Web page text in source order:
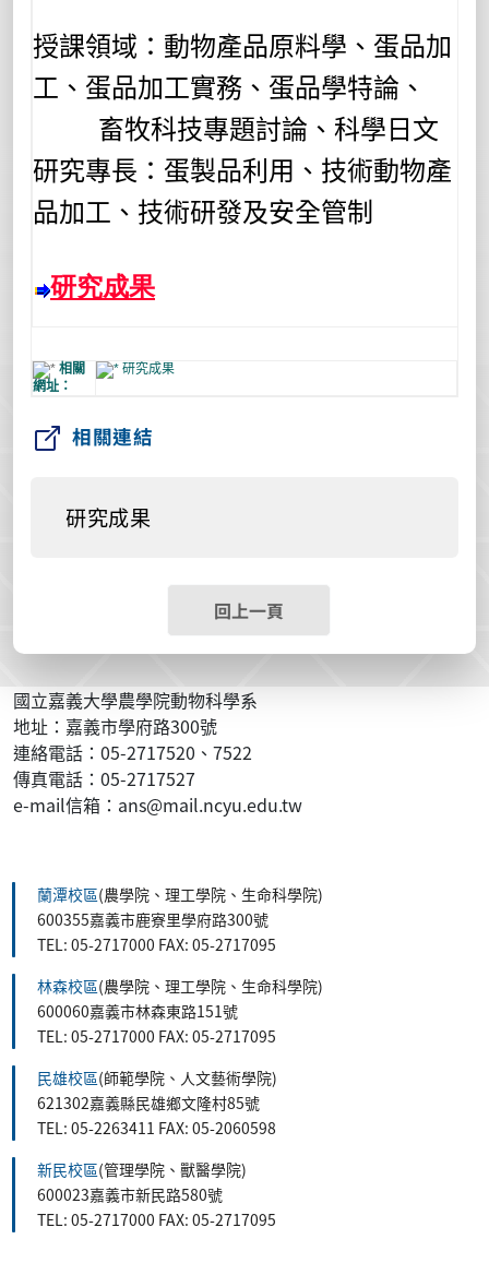
授課領域：動物產品原料學、蛋品加
工、蛋品加工實務、蛋品學特論、
畜牧科技專題討論、科學日文
研究專長：蛋製品利用、技術動物產
品加工、技術研發及安全管制
研究成果
相關
網址：
研究成果
相關連結
研究成果
回上一頁
國立嘉義大學農學院動物科學系
地址：嘉義市學府路300號
連絡電話：05-2717520、7522
傳真電話：05-2717527
e-mail信箱：ans@mail.ncyu.edu.tw
蘭潭校區(農學院、理工學院、生命科學院)
600355嘉義市鹿寮里學府路300號
TEL: 05-2717000 FAX: 05-2717095
林森校區(農學院、理工學院、生命科學院)
600060嘉義市林森東路151號
TEL: 05-2717000 FAX: 05-2717095
民雄校區(師範學院、人文藝術學院)
621302嘉義縣民雄鄉文隆村85號
TEL: 05-2263411 FAX: 05-2060598
新民校區(管理學院、獸醫學院)
600023嘉義市新民路580號
TEL: 05-2717000 FAX: 05-2717095